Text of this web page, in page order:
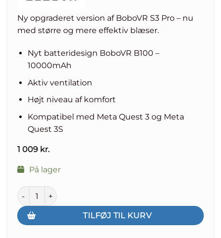
Ny opgraderet version af BoboVR S3 Pro – nu
med større og mere effektiv blæser.
Nyt batteridesign BoboVR B100 –
10000mAh
Aktiv ventilation
Højt niveau af komfort
Kompatibel med Meta Quest 3 og Meta
Quest 3S
1 009 kr.
På lager
BoboVR S3 Pro Super Strap - Opgraderet - Halo Strap
TILFØJ TIL KURV